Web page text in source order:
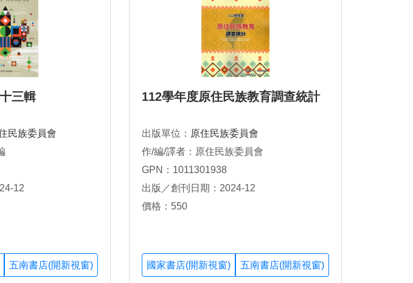
三輯
民族委員會
12
五南書店(開新視窗)
112學年度原住民族教育調查統計
出版單位： 原住民族委員會
作/編/譯者：原住民族委員會
GPN：1011301938
出版／創刊日期：2024-12
價格：550
國家書店(開新視窗) 五南書店(開新視窗)